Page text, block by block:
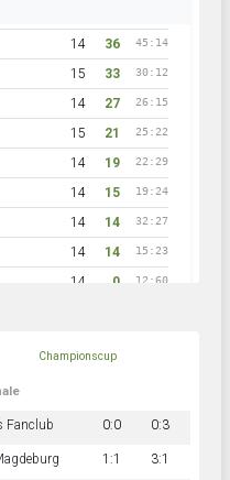
14 36 45:14
15 33 30:12
14 27 26:15
15 21 25:22
14 19 22:29
14 15 19:24
14 14 32:27
14 14 15:23
14 0 12:60
Championscup
Fanclub 0:0 0:3
1:1 3:1